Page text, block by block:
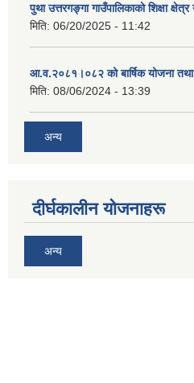
पुथा उत्तरगङ्गा गाउँपालिकाको शिक्षा क्षेत्र
मिति: 06/20/2025 - 11:42
आ.व.२०८१।०८२ को बार्षिक योजना तथा
मिति: 08/06/2024 - 13:39
अन्य
दीर्घकालीन योजनाहरू
अन्य